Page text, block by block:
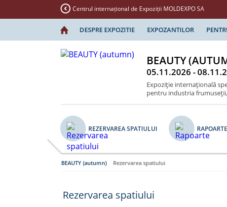
Centrul internațional de Expoziții MOLDEXPO SA
DESPRE EXPOZITIE EXPOZANTILOR
BEAUTY
05.11.2026 -
Expoziţie internaţională
pentru industria
REZERVAREA SPATIULUI RAPOARTE
BEAUTY (autumn) Rezervarea spatiului
Rezervarea spatiului